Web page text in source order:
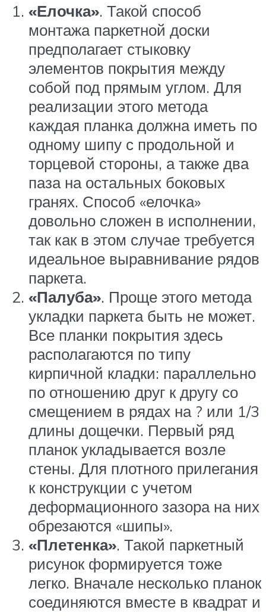
«Елочка». Такой способ
монтажа паркетной доски
предполагает стыковку
элементов покрытия между
собой под прямым углом. Для
реализации этого метода
каждая планка должна иметь по
одному шипу с продольной и
торцевой стороны, а также два
паза на остальных боковых
гранях. Способ «елочка»
довольно сложен в исполнении,
так как в этом случае требуется
идеальное выравнивание рядов
паркета.
«Палуба». Проще этого метода
укладки паркета быть не может.
Все планки покрытия здесь
располагаются по типу
кирпичной кладки: параллельно
по отношению друг к другу со
смещением в рядах на ? или 1/3
длины дощечки. Первый ряд
планок укладывается возле
стены. Для плотного прилегания
к конструкции с учетом
деформационного зазора на них
обрезаются «шипы».
«Плетенка». Такой паркетный
рисунок формируется тоже
легко. Вначале несколько планок
соединяются вместе в квадрат и